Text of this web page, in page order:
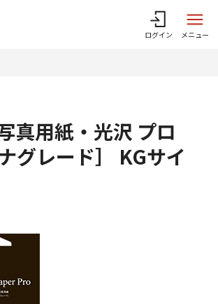
ログイン メニュー
真用紙・光沢 プロ
グレード］ KGサイ